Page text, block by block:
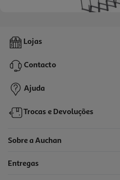
Organizador Para Gavetas Actuel
8,99 €
-28%
Lojas
Contacto
Ajuda
Trocas e Devoluções
Sobre a Auchan
Entregas